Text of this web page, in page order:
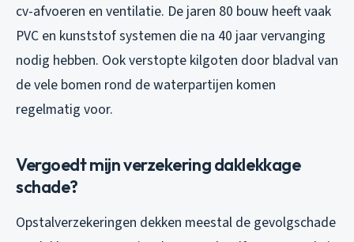
cv-afvoeren en ventilatie. De jaren 80 bouw heeft vaak
PVC en kunststof systemen die na 40 jaar vervanging
nodig hebben. Ook verstopte kilgoten door bladval van
de vele bomen rond de waterpartijen komen
regelmatig voor.
Vergoedt mijn verzekering daklekkage
schade?
Opstalverzekeringen dekken meestal de gevolgschade